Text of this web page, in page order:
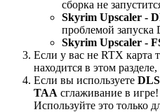
сборка не
Skyrim Upscaler -
проблемой запуска
Skyrim Upscaler -
Если у вас не RTX карта
находится в этом
Если вы используете
TAA сглаживание в
Используйте это только